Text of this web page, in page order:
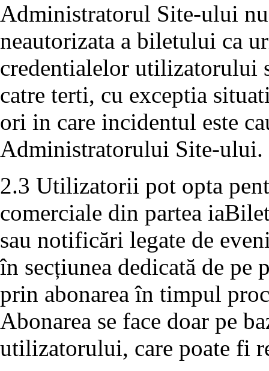
Administratorul Site-ului
neautorizata a biletului ca
credentialelor utilizatorului
catre terti, cu exceptia
ori in care incidentul este
Administratorului Site-ului.
2.3 Utilizatorii pot opta
comerciale din partea
sau notificări legate de
în secțiunea dedicată de pe
prin abonarea în timpul
Abonarea se face doar pe
utilizatorului, care poate fi